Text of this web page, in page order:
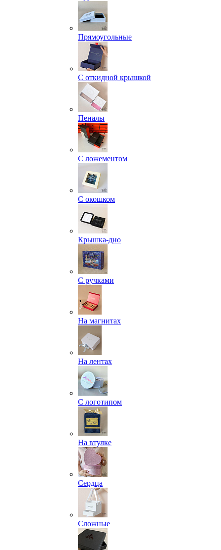
Прямоугольные
С откидной крышкой
Пеналы
С ложементом
С окошком
Крышка-дно
С ручками
На магнитах
На лентах
С логотипом
На втулке
Сердца
Сложные